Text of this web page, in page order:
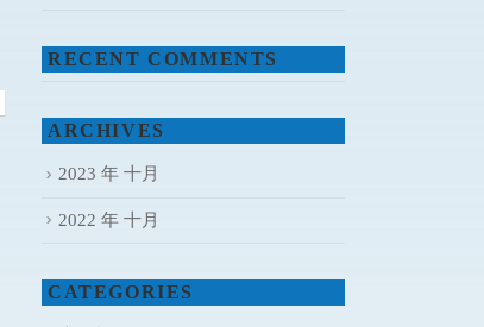
RECENT COMMENTS
ARCHIVES
2023 年 十月
2022 年 十月
CATEGORIES